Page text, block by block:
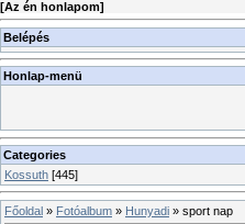
[Az én honlapom]
Belépés
Honlap-menü
Categories
Kossuth [445]
Főoldal » Fotóalbum » Hunyadi » sport nap